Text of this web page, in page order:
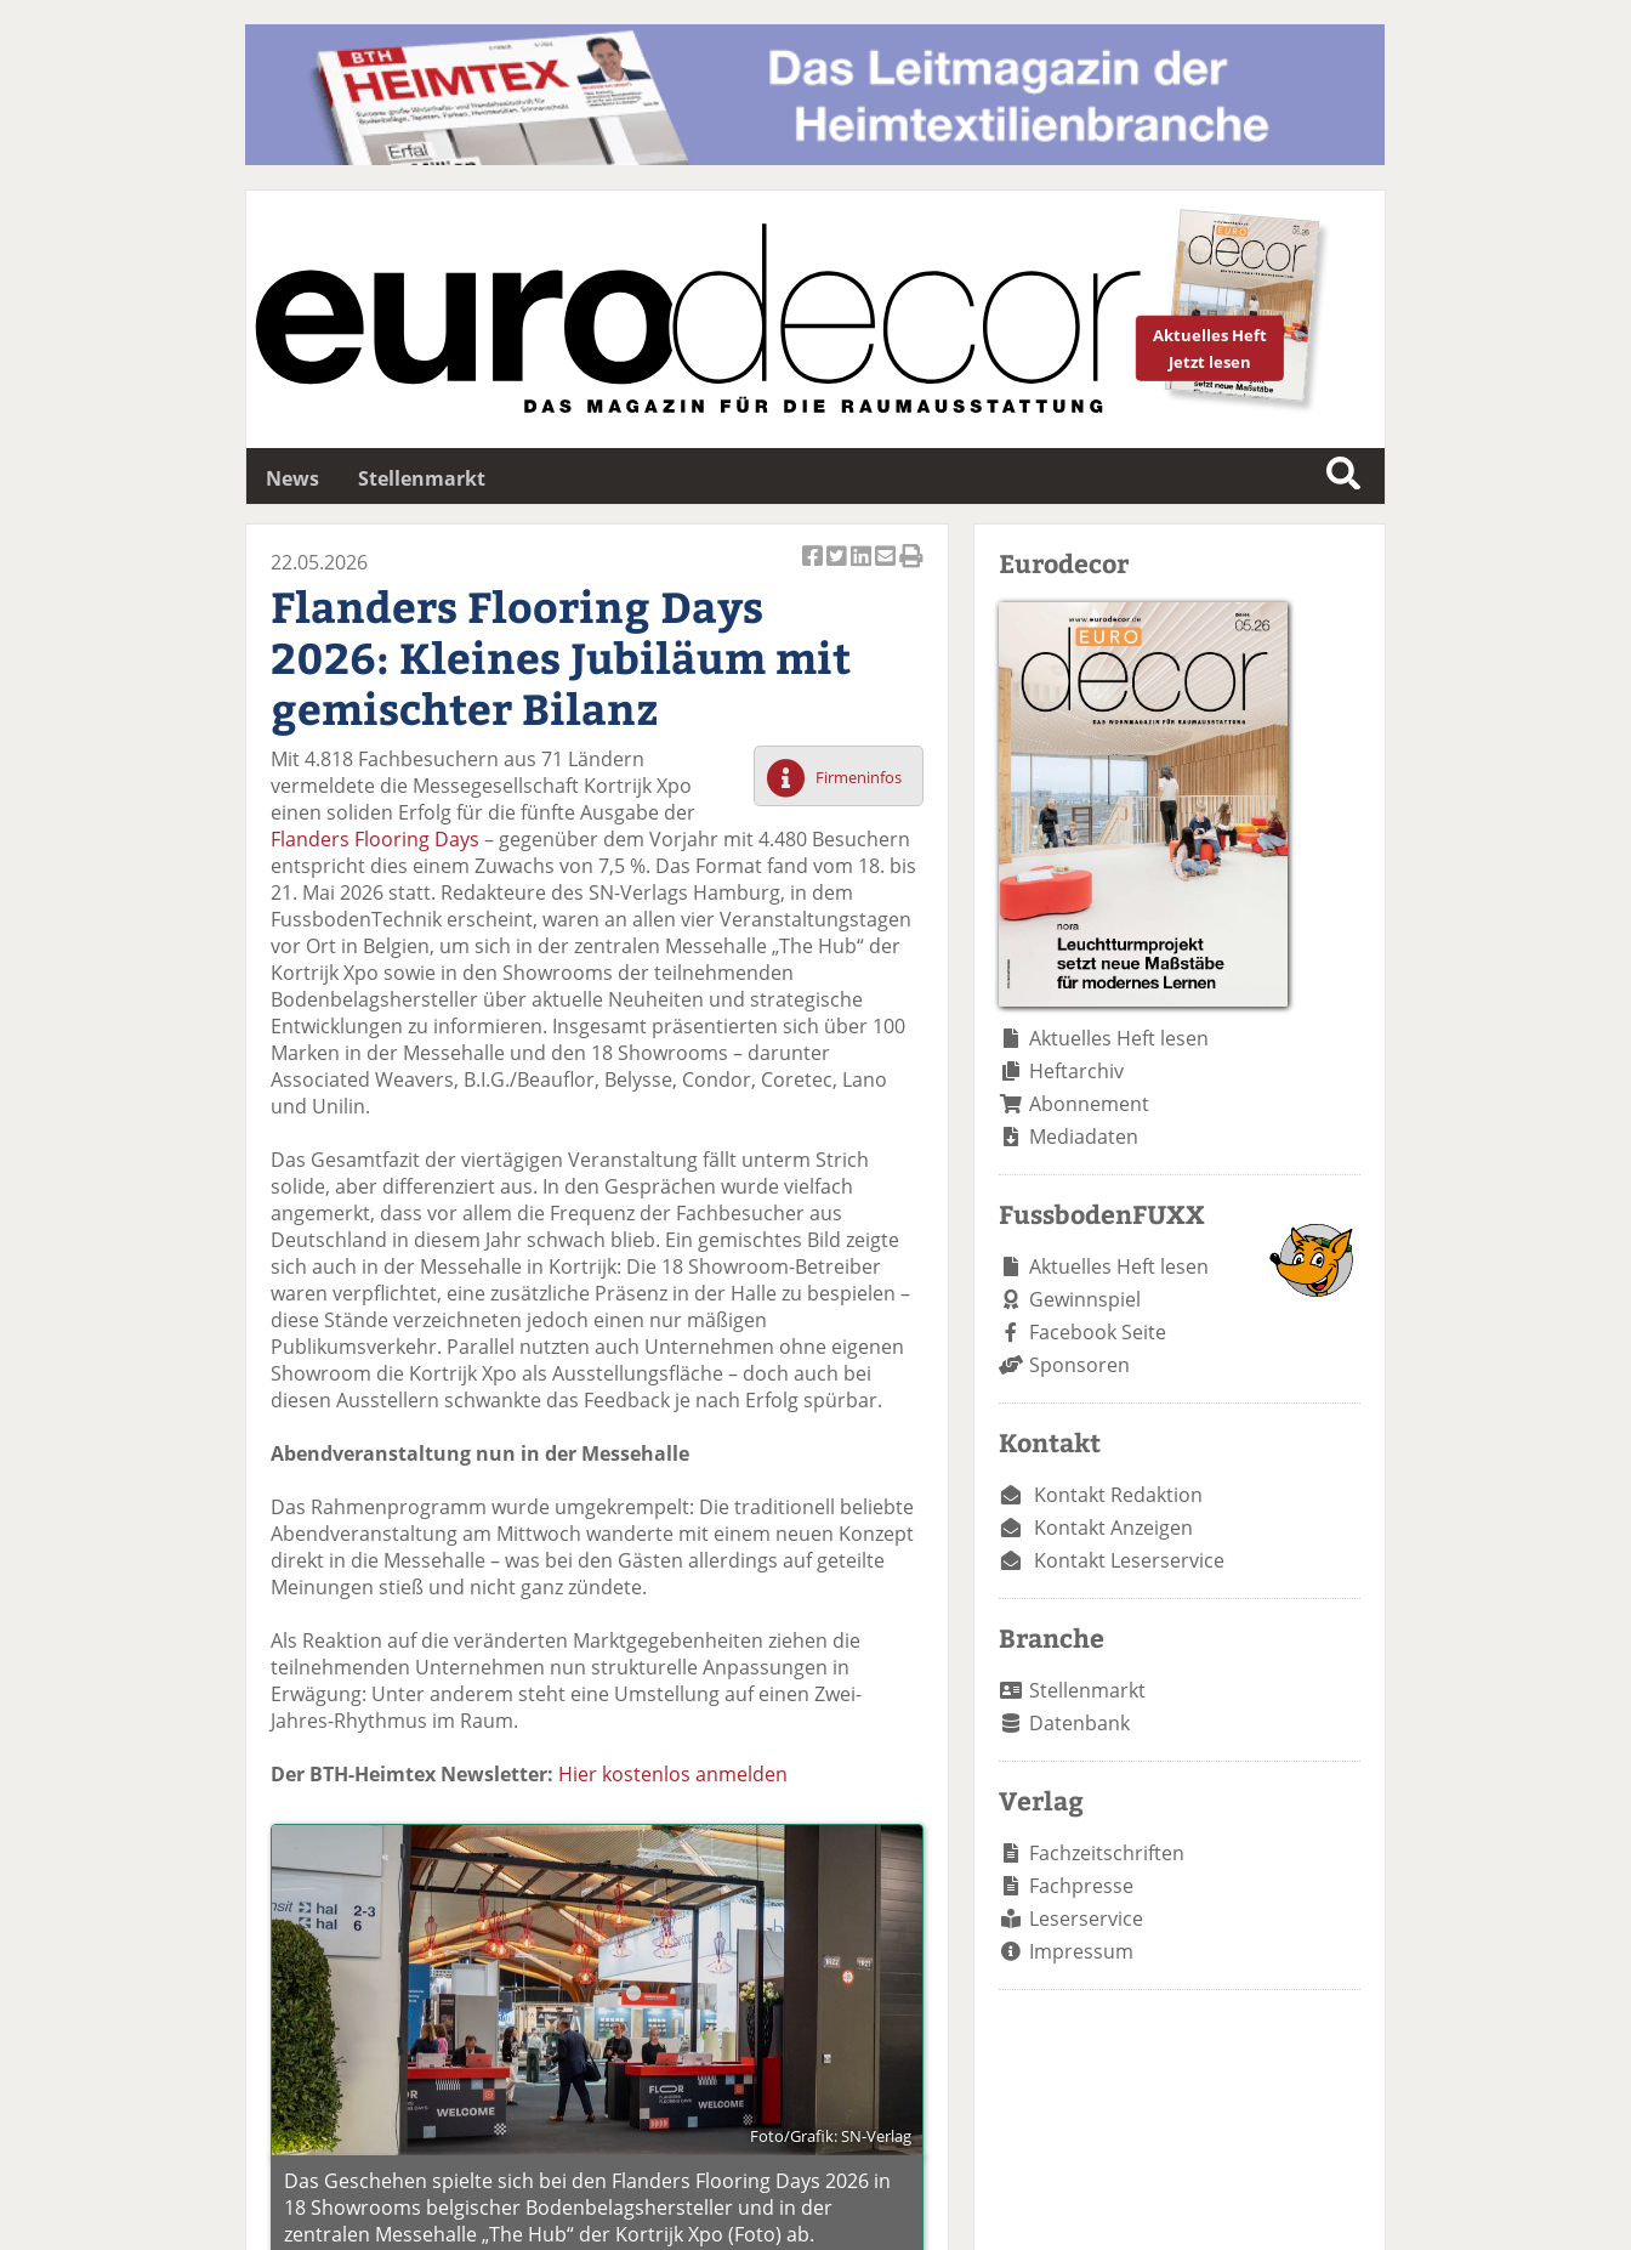
Aktuelles Heft
Jetzt lesen
News
Stellenmarkt
S
u
el
F
ac
e
o
o
k
te
il
n
k
el
tt
er
Li
n
di
n
te
il
e
E
m
v
er
n
d
ck
e
22.05.2026
Flanders Flooring Days
2026: Kleines Jubiläum mit
gemischter Bilanz
Firmeninfos
Mit 4.818 Fachbesuchern aus 71 Ländern
vermeldete die Messegesellschaft Kortrijk Xpo
einen soliden Erfolg für die fünfte Ausgabe der
Flanders Flooring Days – gegenüber dem Vorjahr mit 4.480 Besuchern
entspricht dies einem Zuwachs von 7,5 %. Das Format fand vom 18. bis
21. Mai 2026 statt. Redakteure des SN-Verlags Hamburg, in dem
FussbodenTechnik erscheint, waren an allen vier Veranstaltungstagen
vor Ort in Belgien, um sich in der zentralen Messehalle „The Hub“ der
Kortrijk Xpo sowie in den Showrooms der teilnehmenden
Bodenbelagshersteller über aktuelle Neuheiten und strategische
Entwicklungen zu informieren. Insgesamt präsentierten sich über 100
Marken in der Messehalle und den 18 Showrooms – darunter
Associated Weavers, B.I.G./Beauflor, Belysse, Condor, Coretec, Lano
und Unilin.
Das Gesamtfazit der viertägigen Veranstaltung fällt unterm Strich
solide, aber differenziert aus. In den Gesprächen wurde vielfach
angemerkt, dass vor allem die Frequenz der Fachbesucher aus
Deutschland in diesem Jahr schwach blieb. Ein gemischtes Bild zeigte
sich auch in der Messehalle in Kortrijk: Die 18 Showroom-Betreiber
waren verpflichtet, eine zusätzliche Präsenz in der Halle zu bespielen –
diese Stände verzeichneten jedoch einen nur mäßigen
Publikumsverkehr. Parallel nutzten auch Unternehmen ohne eigenen
Showroom die Kortrijk Xpo als Ausstellungsfläche – doch auch bei
diesen Ausstellern schwankte das Feedback je nach Erfolg spürbar.
Abendveranstaltung nun in der Messehalle
Das Rahmenprogramm wurde umgekrempelt: Die traditionell beliebte
Abendveranstaltung am Mittwoch wanderte mit einem neuen Konzept
direkt in die Messehalle – was bei den Gästen allerdings auf geteilte
Meinungen stieß und nicht ganz zündete.
Als Reaktion auf die veränderten Marktgegebenheiten ziehen die
teilnehmenden Unternehmen nun strukturelle Anpassungen in
Erwägung: Unter anderem steht eine Umstellung auf einen Zwei-
Jahres-Rhythmus im Raum.
Der BTH-Heimtex Newsletter: Hier kostenlos anmelden
Foto/Grafik: SN-Verlag
Das Geschehen spielte sich bei den Flanders Flooring Days 2026 in
18 Showrooms belgischer Bodenbelagshersteller und in der
zentralen Messehalle „The Hub“ der Kortrijk Xpo (Foto) ab.
Eurodecor
Aktuelles Heft lesen
Heftarchiv
Abonnement
Mediadaten
FussbodenFUXX
Aktuelles Heft lesen
Gewinnspiel
Facebook Seite
Sponsoren
Kontakt
Kontakt Redaktion
Kontakt Anzeigen
Kontakt Leserservice
Branche
Stellenmarkt
Datenbank
Verlag
Fachzeitschriften
Fachpresse
Leserservice
Impressum